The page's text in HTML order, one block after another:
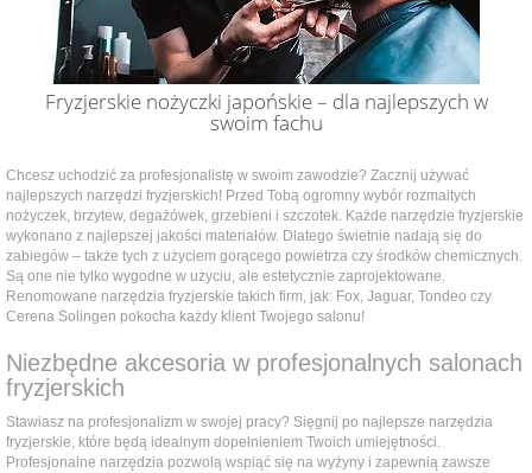
Fryzjerskie nożyczki japońskie – dla najlepszych w
swoim fachu
Chcesz uchodzić za profesjonalistę w swoim zawodzie? Zacznij używać
najlepszych narzędzi fryzjerskich! Przed Tobą ogromny wybór rozmaitych
nożyczek, brzytew, degażówek, grzebieni i szczotek. Każde narzędzie fryzjerskie
wykonano z najlepszej jakości materiałów. Dlatego świetnie nadają się do
zabiegów – także tych z użyciem gorącego powietrza czy środków chemicznych.
Są one nie tylko wygodne w użyciu, ale estetycznie zaprojektowane.
Renomowane narzędzia fryzjerskie takich firm, jak: Fox, Jaguar, Tondeo czy
Cerena Solingen pokocha każdy klient Twojego salonu!
Niezbędne akcesoria w profesjonalnych salonach
fryzjerskich
Stawiasz na profesjonalizm w swojej pracy? Sięgnij po najlepsze narzędzia
fryzjerskie, które będą idealnym dopełnieniem Twoich umiejętności.
Profesjonalne narzędzia pozwolą wspiąć się na wyżyny i zapewnią zawsze